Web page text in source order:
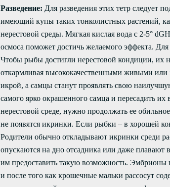
Разведение: Для разведения этих тетр следует
имеющий купы таких тонколистных растений,
нерестовой среды. Мягкая кислая вода с 2-5°
осмоса поможет достичь желаемого эффекта.
Чтобы рыбы достигли нерестовой кондиции, их
откармливая высококачественными живыми
икрой, а самцы станут проявлять свою
самого ярко окрашенного самца и пересадить их
нерестовой среде, нужно продолжать ее
не появятся икринки. Если рыбки – в хорошей
Родители обычно откладывают икринки среди
опускаются на дно отсадника или даже
им предоставить такую возможность. Эмбрионы
и после того как крошечные мальки рассосут